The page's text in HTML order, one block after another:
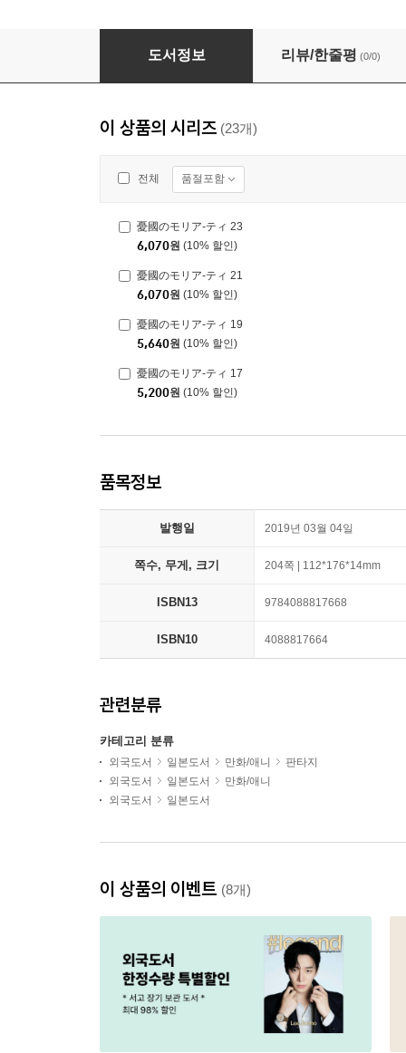
憂國のモリア-ティ 8
도서정보 리뷰/한줄평 (0/0)
이 상품의 시리즈 (23개)
전체 품절포함
憂國のモリア-ティ 23
6,070원 (10% 할인)
憂國のモリア-ティ 21
6,070원 (10% 할인)
憂國のモリア-ティ 19
5,640원 (10% 할인)
憂國のモリア-ティ 17
5,200원 (10% 할인)
품목정보
발행일 2019년 03월 04일
쪽수, 무게, 크기 204쪽 | 112*176*14mm
ISBN13 9784088817668
ISBN10 4088817664
관련분류
카테고리 분류
외국도서 일본도서 만화/애니
판타지
외국도서
일본도서
만화/애니
외국도서
일본도서
이 상품의 이벤트 (8개)